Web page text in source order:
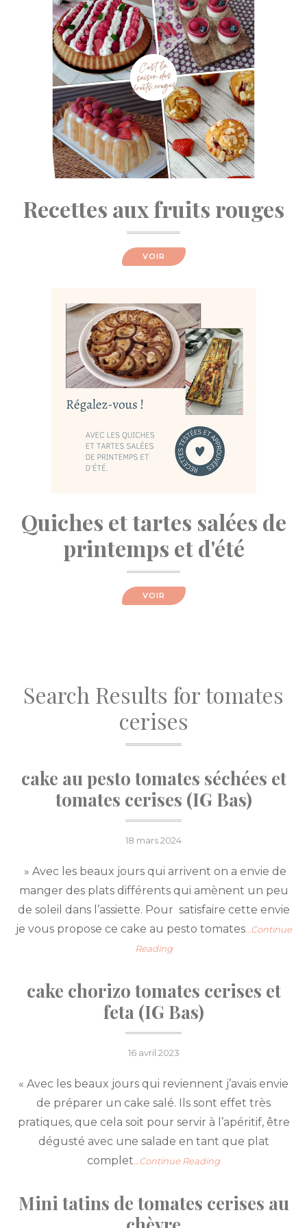
Recettes aux fruits rouges
VOIR
Quiches et tartes salées de
printemps et d'été
VOIR
Search Results fortomates
cerises
cake au pesto tomates séchées et
tomates cerises (IG Bas)
Posted
18 mars 2024
» Avec les beaux jours qui arrivent on a envie de
manger des plats différents qui amènent un peu
de soleil dans l’assiette. Pour satisfaire cette envie
je vous propose ce cake au pesto tomates…Continue
Reading
cake chorizo tomates cerises et
feta (IG Bas)
Posted
16 avril 2023
« Avec les beaux jours qui reviennent j’avais envie
de préparer un cake salé. Ils sont effet très
pratiques, que cela soit pour servir à l’apéritif, être
dégusté avec une salade en tant que plat
complet…Continue Reading
Mini tatins de tomates cerises au